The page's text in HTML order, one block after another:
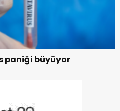
paniği büyüyor